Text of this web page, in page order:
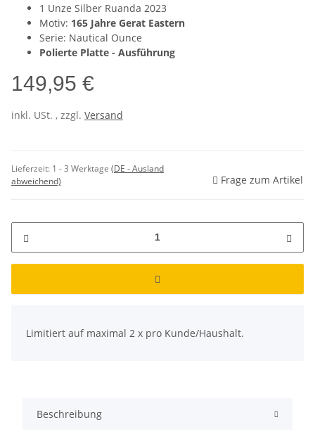
1 Unze Silber Ruanda 2023
Motiv: 165 Jahre Gerat Eastern
Serie: Nautical Ounce
Polierte Platte - Ausführung
149,95 €
inkl. USt. , zzgl. Versand
Lieferzeit: 1 - 3 Werktage (DE - Ausland
abweichend)
Frage zum Artikel
Limitiert auf maximal 2 x pro Kunde/Haushalt.
Beschreibung